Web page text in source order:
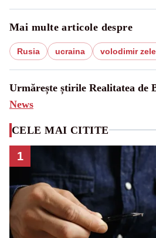
Mai multe articole despre
Rusia ucraina volodimir
Urmărește știrile Realitatea de
News
CELE MAI CITITE
1